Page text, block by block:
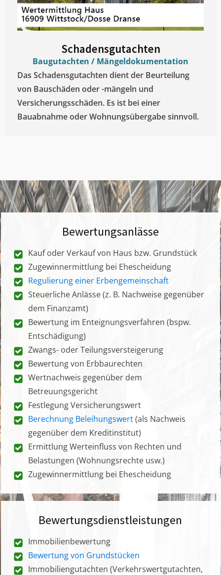
Schadensgutachten
Baugutachten / Mängeldokumentation
Das Schadensgutachten dient der Beurteilung
von Bauschäden oder -mängeln und
Versicherungsschäden. Es ist bei einer
Bauabnahme oder Wohnungsübergabe sinnvoll.
Bewertungsanlässe
Kauf oder Verkauf von Haus bzw. Grundstück
Zugewinnermittlung bei Ehescheidung
Regulierung einer Erbengemeinschaft
Steuerliche Anlässe (z. B. Nachweise gegenüber
dem Finanzamt)
Bewertung im Enteignungsverfahren (bspw.
Entschädigung)
Zwangs- oder Teilungsversteigerung
Bewertung von Erbbaurechten
Wertnachweis gegenüber dem
Betreuungsgericht
Festlegung Versicherungswert
Berechnung Beleihungswert(als Nachweis
gegenüber dem Kreditinstitut)
Ermittlung Werteinfluss von Rechten und
Belastungen (Wohnungsrechte usw.)
Zugewinnermittlung bei Ehescheidung
Bewertungsdienstleistungen
Immobilienbewertung
Bewertung von Grundstücken
Immobiliengutachten (Verkehrswertgutachten,